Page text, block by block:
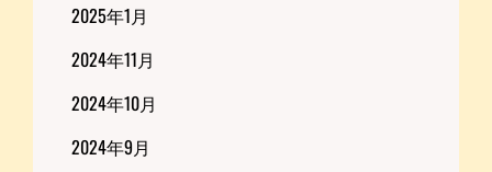
2025年1月
2024年11月
2024年10月
2024年9月